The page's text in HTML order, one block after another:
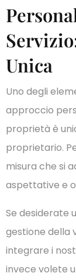
Unica
Uno degli
approccio
proprietà è
proprietario.
misura che si
aspettative e
Se desiderate
gestione della
integrare i
invece volete